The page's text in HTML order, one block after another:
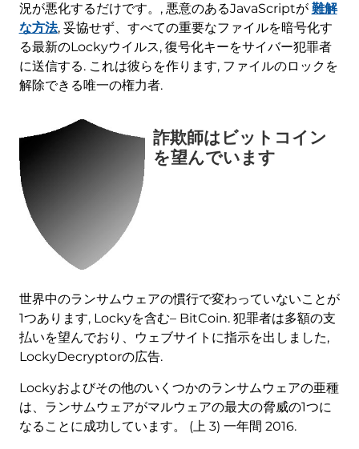
況が悪化するだけです。, 悪意のあるJavaScriptが 難解
な方法, 妥協せず、すべての重要なファイルを暗号化す
る最新のLockyウイルス, 復号化キーをサイバー犯罪者
に送信する. これは彼らを作ります, ファイルのロックを
解除できる唯一の権力者.
詐欺師はビットコイン
を望んでいます
世界中のランサムウェアの慣行で変わっていないことが
1つあります, Lockyを含む– BitCoin. 犯罪者は多額の支
払いを望んでおり、ウェブサイトに指示を出しました,
LockyDecryptorの広告.
Lockyおよびその他のいくつかのランサムウェアの亜種
は、ランサムウェアがマルウェアの最大の脅威の1つに
なることに成功しています。 (上 3) 一年間 2016.